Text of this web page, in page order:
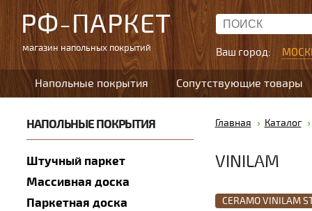
РФ-ПАРКЕТ
магазин напольных покрытий Ваш город:
Напольные покрытия Сопутствующие товары
НАПОЛЬНЫЕ ПОКРЫТИЯ
Штучный паркет
Массивная доска
Паркетная доска
Главная Каталог
VINILAM
CERAMO VINILAM